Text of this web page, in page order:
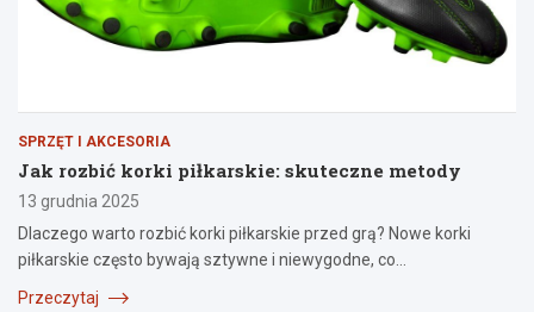
SPRZĘT I AKCESORIA
Jak rozbić korki piłkarskie: skuteczne metody
13 grudnia 2025
Dlaczego warto rozbić korki piłkarskie przed grą? Nowe korki
piłkarskie często bywają sztywne i niewygodne, co…
Przeczytaj